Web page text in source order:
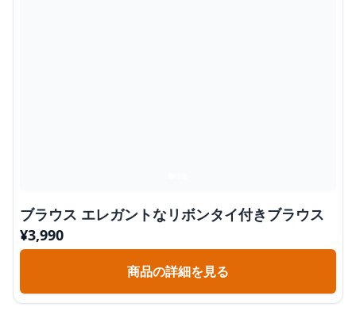
ブラウス エレガントなリボンタイ付きブラウス
¥3,990
商品の詳細を見る